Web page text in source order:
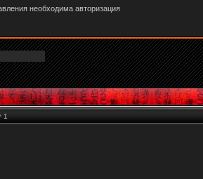
необходима авторизация
1